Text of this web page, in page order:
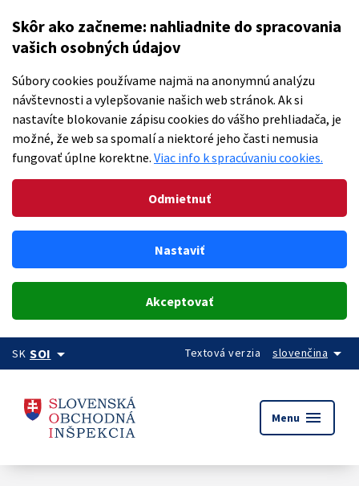
Skôr ako začneme: nahliadnite do spracovania
vašich osobných údajov
Súbory cookies používame najmä na anonymnú analýzu
návštevnosti a vylepšovanie našich web stránok. Ak si
nastavíte blokovanie zápisu cookies do vášho prehliadača, je
možné, že web sa spomalí a niektoré jeho časti nemusia
fungovať úplne korektne. Viac info k spracúvaniu cookies.
Odmietnuť
Nastaviť
Akceptovať
SK SOIarrow_drop_down Textová verzia slovenčina arrow_drop_down
Menu menu